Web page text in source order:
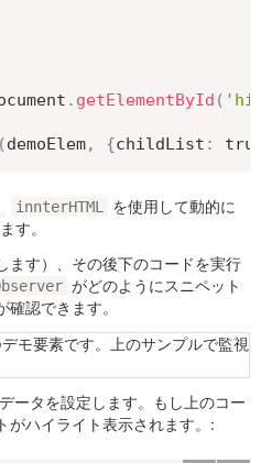
. getElementById (
(demoElem, {childList :
innterHTML を使用して動的に
す。
ます）、その後下のコードを実行
がどのようにスニペット
認できます。
モ要素です。上のサンプルで監視
ータを設定します。もし上のコー
がハイライト表示されます。: